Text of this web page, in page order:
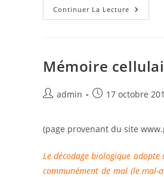
Continuer La Lecture Les
Mémoire
Auteur/autrice
publication :
admin
Publication
17 octobre
(page provenant du site
Le décodage biologique
communément de mal (le mal-